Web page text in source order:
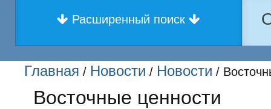
Расширенный поиск
Главная / Новости / Новости /
Восточные ценности